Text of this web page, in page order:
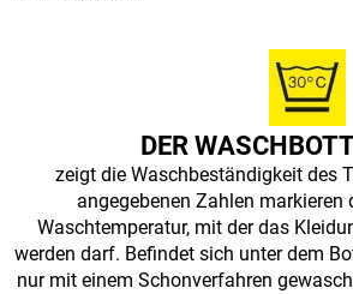
DER
zeigt die Waschbeständigkeit des
angegebenen Zahlen markieren
Waschtemperatur, mit der das
werden darf. Befindet sich unter dem
nur mit einem Schonverfahren